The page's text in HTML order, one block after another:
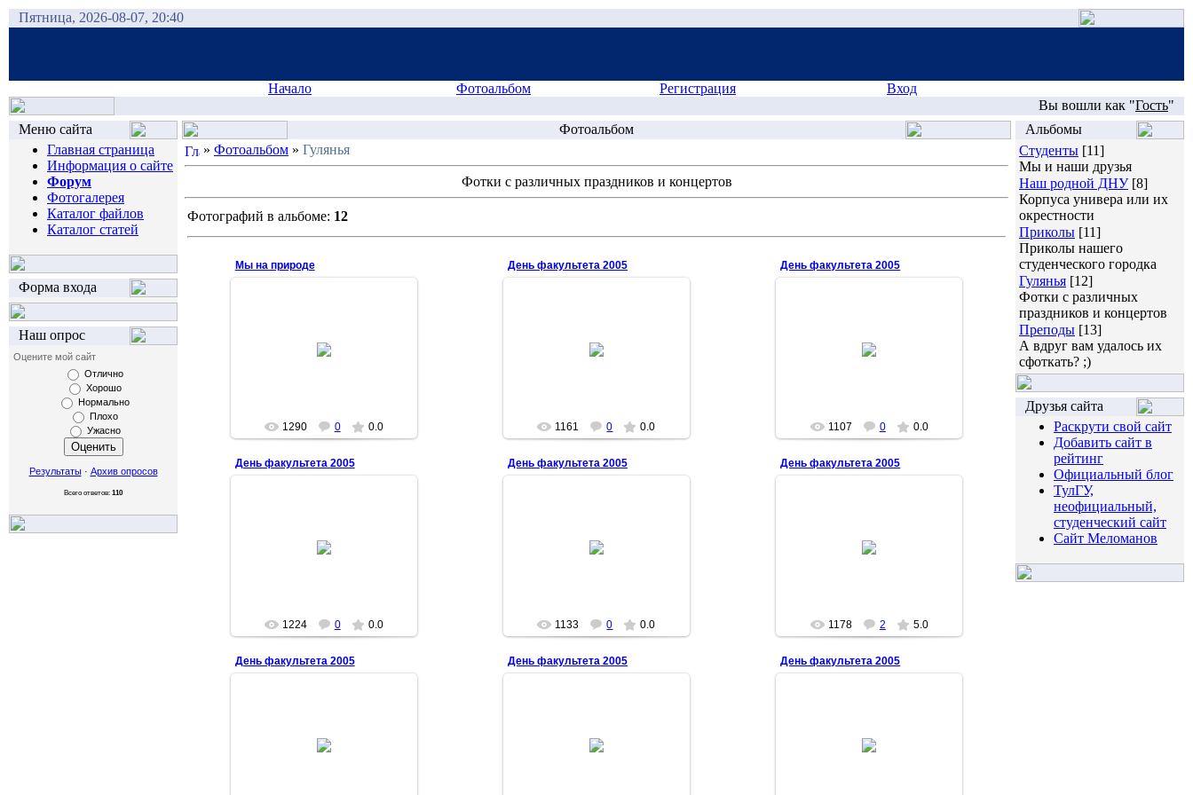
Пятница, 2026-08-07, 20:40
Начало Фотоальбом Регистрация
Вход
Вы вошли как "Гость"
Меню сайта
Главная страница
Информация о сайте
Форум
Фотогалерея
Каталог файлов
Каталог статей
Форма входа
Наш опрос
Оцените мой сайт
Отлично
Хорошо
Нормально
Плохо
Ужасно
Результаты· Архив опросов
Всего ответов: 110
Фотоальбом
» Фотоальбом » Гулянья
Фотки с различных праздников и концертов
Фотографий в альбоме: 12
Мы на природе
составе) + по 1 человеку с
Юрфака, Физтеха и
1290 0 0.0
День факультета 2005
1161 0 0.0
День факультета 2005
1107 0 0.0
День факультета 2005
1224 0 0.0
День факультета 2005
1133 0 0.0
День факультета 2005
1178 2 5.0
День факультета 2005 День факультета 2005 День факультета 2005
Альбомы
Студенты [11]
Мы и наши друзья
Наш родной ДНУ [8]
Корпуса универа или их
окрестности
Приколы [11]
Приколы нашего
студенческого городка
Гулянья [12]
Фотки с различных
праздников и концертов
Преподы [13]
А вдруг вам удалось их
сфоткать? ;)
Друзья сайта
Раскрути свой сайт
Добавить сайт в
рейтинг
Официальный блог
ТулГУ,
неофициальный,
студенческий сайт
Сайт Меломанов